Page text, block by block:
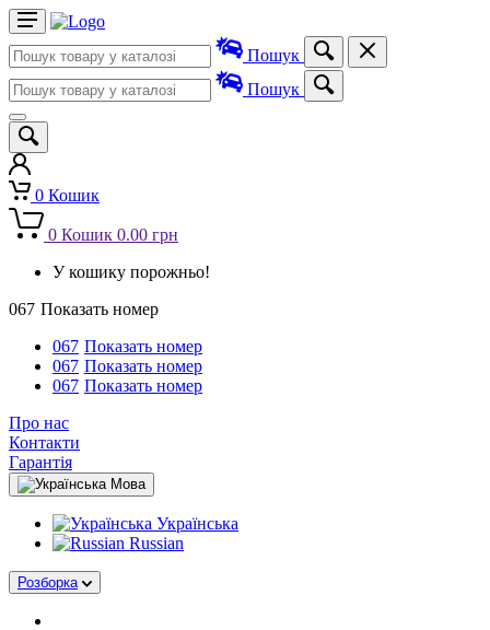
Пошук
Пошук
0 Кошик
0 Кошик 0.00 грн
У кошику порожньо!
067 Показать номер
067 Показать номер
067 Показать номер
067 Показать номер
Про нас
Контакти
Гарантія
Мова
Українська
Russian
Розборка